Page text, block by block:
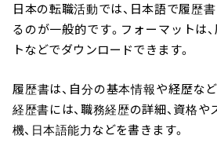
日本の転職活動では、日本語で履歴
るのが一般的です。フォーマットは
トなどでダウンロードできます。
履歴書は、自分の基本情報や経歴な
経歴書には、職務経歴の詳細、資格や
機、日本語能力などを書きます。